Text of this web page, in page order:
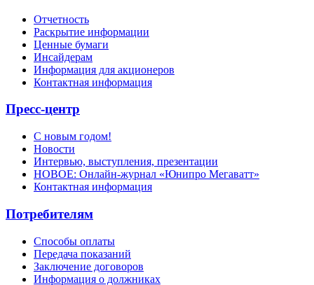
Отчетность
Раскрытие информации
Ценные бумаги
Инсайдерам
Информация для акционеров
Контактная информация
Пресс-центр
С новым годом!
Новости
Интервью, выступления, презентации
НОВОЕ: Онлайн-журнал «Юнипро Мегаватт»
Контактная информация
Потребителям
Способы оплаты
Передача показаний
Заключение договоров
Информация о должниках